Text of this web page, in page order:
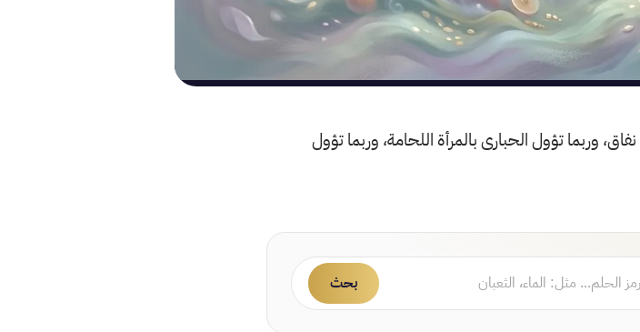
وربما تؤول الحبارى بالمرأة اللحامة، وربما تؤول
بحث